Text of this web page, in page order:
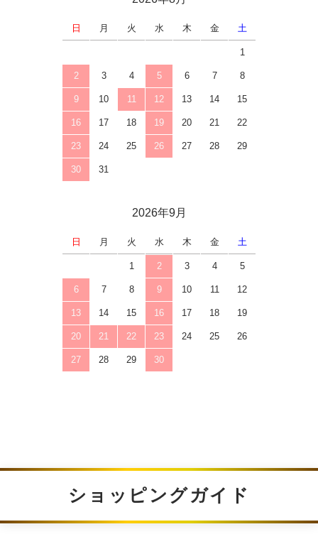
日 月 火 水 木 金 土
1
2 3 4 5 6 7 8
9 10 11 12 13 14 15
16 17 18 19 20 21 22
23 24 25 26 27 28 29
30 31
2026年9月
日 月 火 水 木 金 土
1 2 3 4 5
6 7 8 9 10 11 12
13 14 15 16 17 18 19
20 21 22 23 24 25 26
27 28 29 30
ショッピングガイド